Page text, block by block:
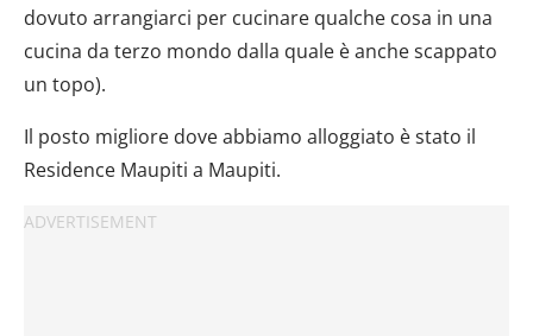
dovuto arrangiarci per cucinare qualche cosa in una
cucina da terzo mondo dalla quale è anche scappato
un topo).
Il posto migliore dove abbiamo alloggiato è stato il
Residence Maupiti a Maupiti.